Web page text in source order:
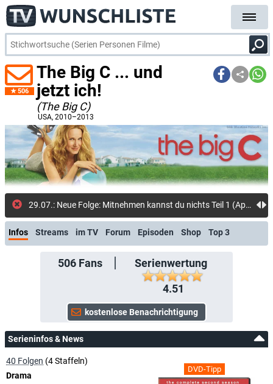
506
The Big C ... und
jetzt ich!
(The Big C)
USA, 2010–2013
27.07.: Neue Folge: Mitnehmen
Infos Streams im TV Forum Episoden Shop Top 3
506Fans
Serienwertung
4.51
Serieninfos & News
DVD-Tipp
40 Folgen (4 Staffeln)
Drama